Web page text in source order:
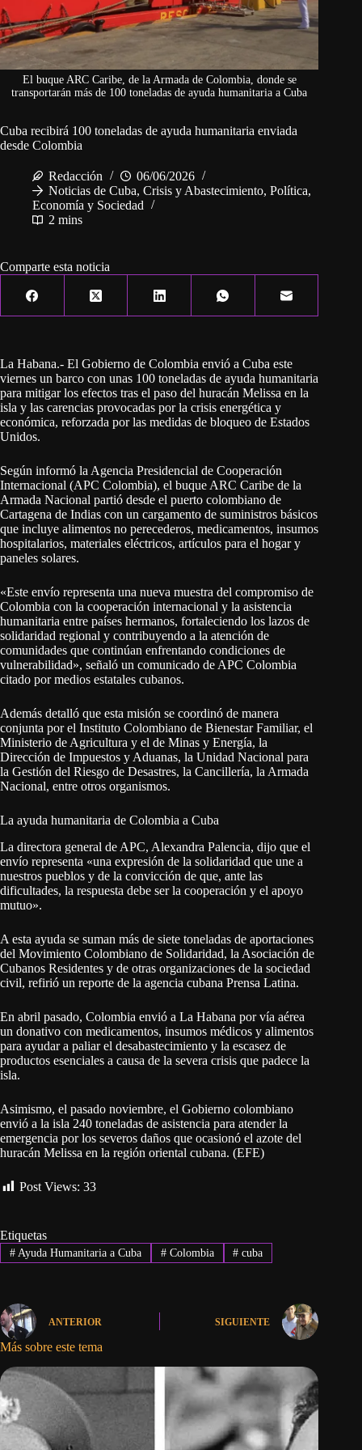
El buque ARC Caribe, de la Armada de Colombia, donde se
transportarán más de 100 toneladas de ayuda humanitaria a Cuba
Cuba recibirá 100 toneladas de ayuda humanitaria enviada
desde Colombia
Redacción
06/06/2026
Noticias de Cuba, Crisis y Abastecimiento, Política,
Economía y Sociedad
2 mins
Comparte esta noticia
La Habana.- El Gobierno de Colombia envió a Cuba este
viernes un barco con unas 100 toneladas de ayuda humanitaria
para mitigar los efectos tras el paso del huracán Melissa en la
isla y las carencias provocadas por la crisis energética y
económica, reforzada por las medidas de bloqueo de Estados
Unidos.
Según informó la Agencia Presidencial de Cooperación
Internacional (APC Colombia), el buque ARC Caribe de la
Armada Nacional partió desde el puerto colombiano de
Cartagena de Indias con un cargamento de suministros básicos
que incluye alimentos no perecederos, medicamentos, insumos
hospitalarios, materiales eléctricos, artículos para el hogar y
paneles solares.
«Este envío representa una nueva muestra del compromiso de
Colombia con la cooperación internacional y la asistencia
humanitaria entre países hermanos, fortaleciendo los lazos de
solidaridad regional y contribuyendo a la atención de
comunidades que continúan enfrentando condiciones de
vulnerabilidad», señaló un comunicado de APC Colombia
citado por medios estatales cubanos.
Además detalló que esta misión se coordinó de manera
conjunta por el Instituto Colombiano de Bienestar Familiar, el
Ministerio de Agricultura y el de Minas y Energía, la
Dirección de Impuestos y Aduanas, la Unidad Nacional para
la Gestión del Riesgo de Desastres, la Cancillería, la Armada
Nacional, entre otros organismos.
La ayuda humanitaria de Colombia a Cuba
La directora general de APC, Alexandra Palencia, dijo que el
envío representa «una expresión de la solidaridad que une a
nuestros pueblos y de la convicción de que, ante las
dificultades, la respuesta debe ser la cooperación y el apoyo
mutuo».
A esta ayuda se suman más de siete toneladas de aportaciones
del Movimiento Colombiano de Solidaridad, la Asociación de
Cubanos Residentes y de otras organizaciones de la sociedad
civil, refirió un reporte de la agencia cubana Prensa Latina.
En abril pasado, Colombia envió a La Habana por vía aérea
un donativo con medicamentos, insumos médicos y alimentos
para ayudar a paliar el desabastecimiento y la escasez de
productos esenciales a causa de la severa crisis que padece la
isla.
Asimismo, el pasado noviembre, el Gobierno colombiano
envió a la isla 240 toneladas de asistencia para atender la
emergencia por los severos daños que ocasionó el azote del
huracán Melissa en la región oriental cubana. (EFE)
Post Views: 33
Etiquetas
#Ayuda Humanitaria a Cuba #Colombia # cuba
ANTERIOR SIGUIENTE
Más sobre este tema